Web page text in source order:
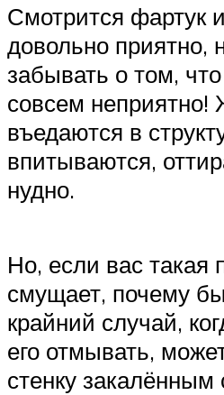
Смотрится фартук
довольно приятно,
забывать о том,
совсем неприятно!
въедаются в
впитываются,
нудно.
Но, если вас такая
смущает, почему
крайний случай,
его отмывать,
стенку закалённым